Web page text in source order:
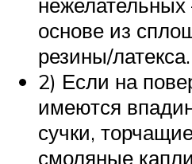
основе из
резины/латекса.
2) Если на
имеются
сучки,
смоляные